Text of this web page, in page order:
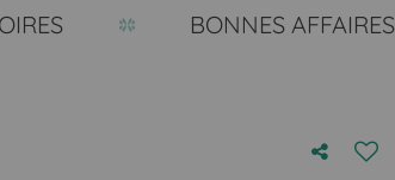
BONNES AFFAIRES